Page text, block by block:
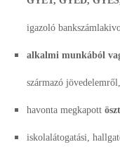
igazoló
alkalmi munkából
származó jövedelemről,
havonta megkapott
iskolalátogatási,